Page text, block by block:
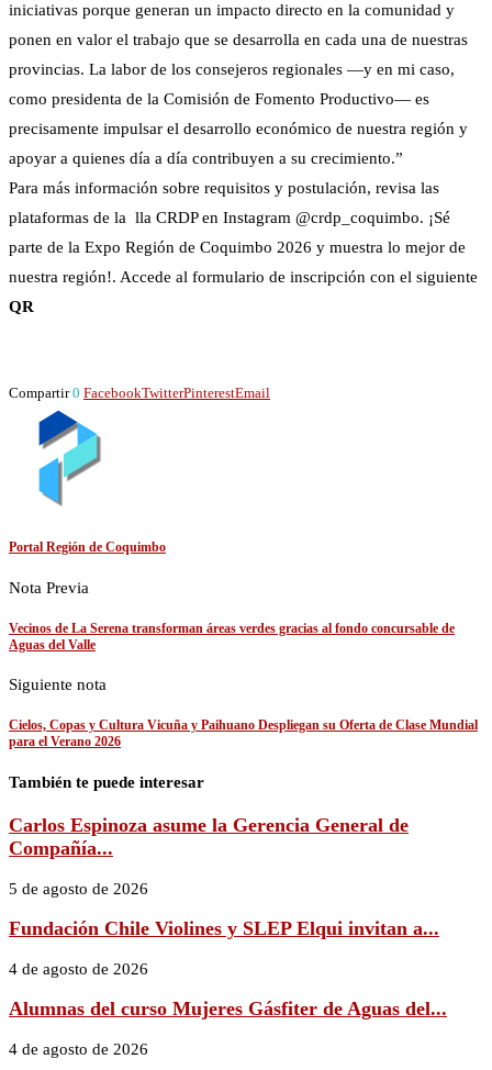
iniciativas porque generan un impacto directo en la comunidad y
ponen en valor el trabajo que se desarrolla en cada una de nuestras
provincias. La labor de los consejeros regionales —y en mi caso,
como presidenta de la Comisión de Fomento Productivo— es
precisamente impulsar el desarrollo económico de nuestra región y
apoyar a quienes día a día contribuyen a su crecimiento.”
Para más información sobre requisitos y postulación, revisa las
plataformas de la lla CRDP en Instagram @crdp_coquimbo. ¡Sé
parte de la Expo Región de Coquimbo 2026 y muestra lo mejor de
nuestra región!. Accede al formulario de inscripción con el siguiente
QR
Compartir 0 FacebookTwitterPinterestEmail
Portal Región de Coquimbo
Nota Previa
Vecinos de La Serena transforman áreas verdes gracias al fondo concursable de
Aguas del Valle
Siguiente nota
Cielos, Copas y Cultura Vicuña y Paihuano Despliegan su Oferta de Clase Mundial
para el Verano 2026
También te puede interesar
Carlos Espinoza asume la Gerencia General de
Compañía...
5 de agosto de 2026
Fundación Chile Violines y SLEP Elqui invitan a...
4 de agosto de 2026
Alumnas del curso Mujeres Gásfiter de Aguas del...
4 de agosto de 2026